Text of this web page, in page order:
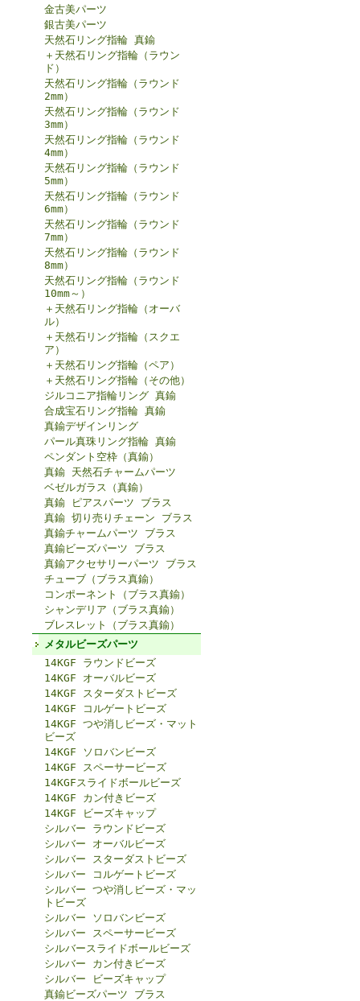
金古美パーツ
銀古美パーツ
天然石リング指輪 真鍮
＋天然石リング指輪（ラウン
ド）
天然石リング指輪（ラウンド
2mm）
天然石リング指輪（ラウンド
3mm）
天然石リング指輪（ラウンド
4mm）
天然石リング指輪（ラウンド
5mm）
天然石リング指輪（ラウンド
6mm）
天然石リング指輪（ラウンド
7mm）
天然石リング指輪（ラウンド
8mm）
天然石リング指輪（ラウンド
10mm～）
＋天然石リング指輪（オーバ
ル）
＋天然石リング指輪（スクエ
ア）
＋天然石リング指輪（ペア）
＋天然石リング指輪（その他）
ジルコニア指輪リング 真鍮
合成宝石リング指輪 真鍮
真鍮デザインリング
パール真珠リング指輪 真鍮
ペンダント空枠（真鍮）
真鍮 天然石チャームパーツ
ベゼルガラス（真鍮）
真鍮 ピアスパーツ ブラス
真鍮 切り売りチェーン ブラス
真鍮チャームパーツ ブラス
真鍮ビーズパーツ ブラス
真鍮アクセサリーパーツ ブラス
チューブ（ブラス真鍮）
コンポーネント（ブラス真鍮）
シャンデリア（ブラス真鍮）
ブレスレット（ブラス真鍮）
メタルビーズパーツ
14KGF ラウンドビーズ
14KGF オーバルビーズ
14KGF スターダストビーズ
14KGF コルゲートビーズ
14KGF つや消しビーズ・マット
ビーズ
14KGF ソロバンビーズ
14KGF スペーサービーズ
14KGFスライドボールビーズ
14KGF カン付きビーズ
14KGF ビーズキャップ
シルバー ラウンドビーズ
シルバー オーバルビーズ
シルバー スターダストビーズ
シルバー コルゲートビーズ
シルバー つや消しビーズ・マッ
トビーズ
シルバー ソロバンビーズ
シルバー スペーサービーズ
シルバースライドボールビーズ
シルバー カン付きビーズ
シルバー ビーズキャップ
真鍮ビーズパーツ ブラス